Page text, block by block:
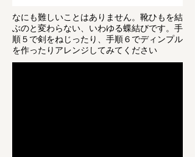
なにも難しいことはありません。靴ひもを結
ぶのと変わらない、いわゆる蝶結びです。手
順５で剣をねじったり、手順６でディンプル
を作ったりアレンジしてみてください